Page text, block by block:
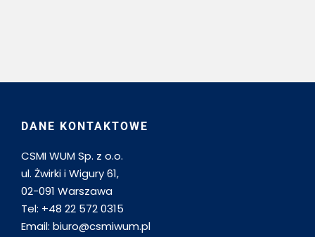
DANE KONTAKTOWE
CSMI WUM Sp. z o.o.
ul. Żwirki i Wigury 61,
02-091 Warszawa
Tel: +48 22 572 0315
Email: biuro@csmiwum.pl